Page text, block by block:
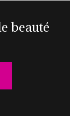
beauté